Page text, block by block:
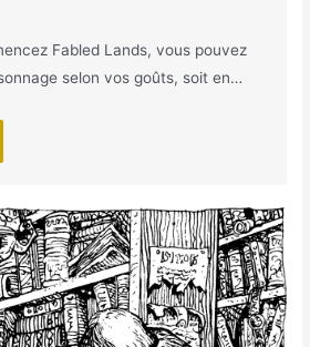
Fabled Lands, vous pouvez
selon vos goûts, soit en…